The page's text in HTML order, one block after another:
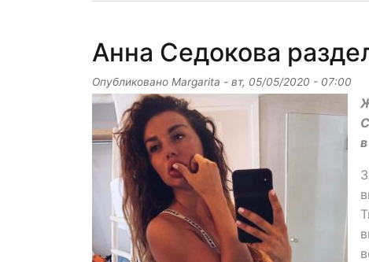
Анна Седокова
Опубликовано Margarita - вт, 05/05/2020 - 07:00